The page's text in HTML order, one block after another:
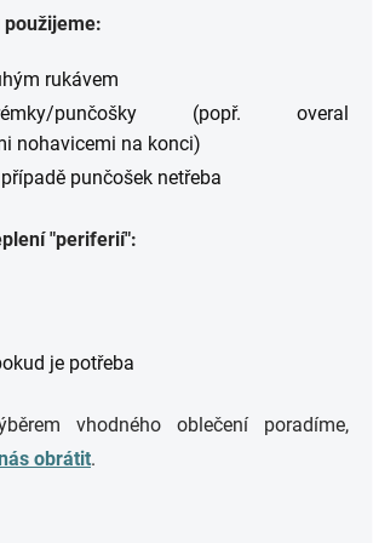
použijeme:
rukávem
punčošky (popř. overal
nohavicemi na konci)
punčošek netřeba
"periferií":
je potřeba
vhodného oblečení poradíme,
obrátit.